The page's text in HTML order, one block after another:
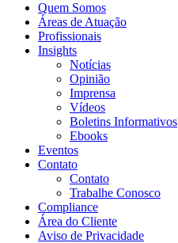
Quem Somos
Áreas de Atuação
Profissionais
Insights
Notícias
Opinião
Imprensa
Vídeos
Boletins Informativos
Ebooks
Eventos
Contato
Contato
Trabalhe Conosco
Compliance
Área do Cliente
Aviso de Privacidade